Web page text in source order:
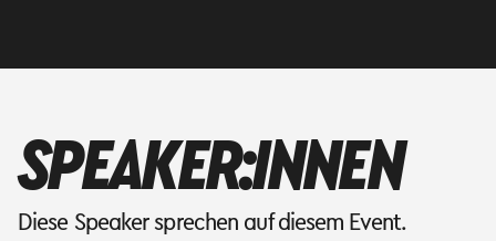
SPEAKER:INNEN
Diese Speaker sprechen auf diesem Event.